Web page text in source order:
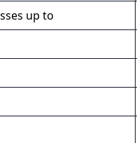
up to